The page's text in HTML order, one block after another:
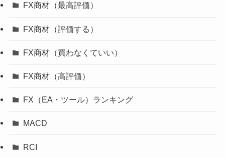
FX商材（最高評価）
FX商材（評価する）
FX商材（買わなくていい）
FX商材（高評価）
FX（EA・ツール）ランキング
MACD
RCI